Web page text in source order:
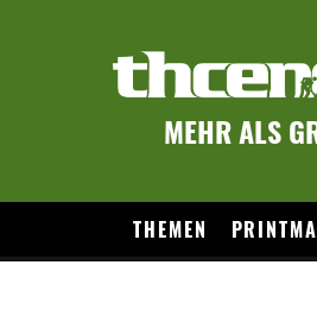
MEHR ALS
THEMEN